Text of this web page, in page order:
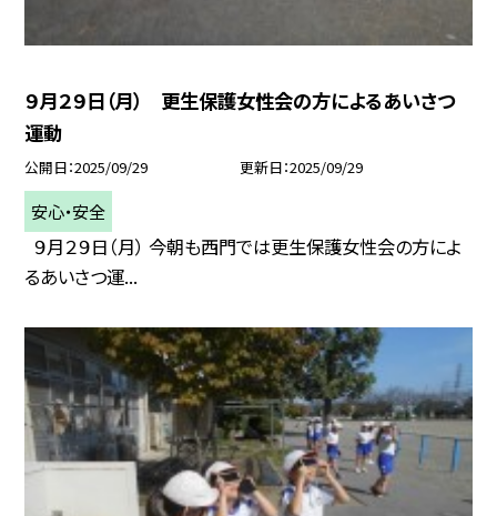
９月２９日（月） 更生保護女性会の方によるあいさつ
運動
公開日 2025/09/29 更新日 2025/09/29
安心・安全
９月２９日（月） 今朝も西門では更生保護女性会の方によ
るあいさつ運...